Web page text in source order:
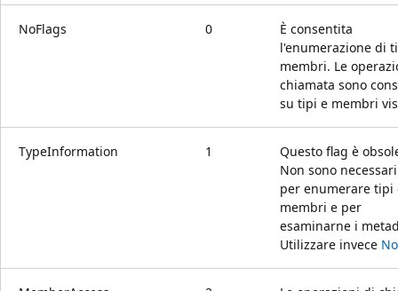
NoFlags 0
È consentita
l'enumerazione di
membri. Le
chiamata sono
su tipi e membri
TypeInformation 1
Questo flag è
Non sono
per enumerare tipi
membri e per
esaminarne i
Utilizzare invece